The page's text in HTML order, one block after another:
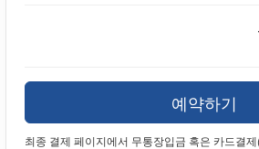
예약하기
최종 결제 페이지에서 무통장입금 혹은 카드결